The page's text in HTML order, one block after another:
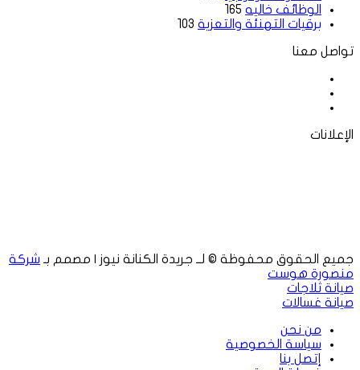
الوظائف خاليه 165
برقيات التهنئة والتعزية 103
تواصل معنا
الإعلانات
جميع الحقوق محفوظة © لــ جريدة الكنانة نيوز | مصمم بـ شركة
منصورة هوست
صيانة ثلاجات
صيانة غسالات
من نحن
سياسة الخصوصية
إتصل بنا